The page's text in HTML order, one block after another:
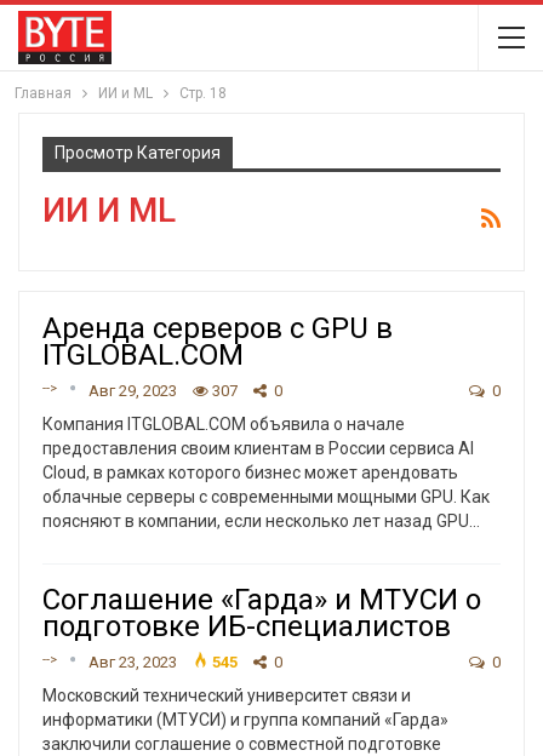
Главная ИИ и ML Стр. 18
Просмотр Категория
ИИ И ML
Аренда серверов с GPU в
ITGLOBAL.COM
--> Авг 29, 2023 307 0 0
Компания ITGLOBAL.COM объявила о начале
предоставления своим клиентам в России сервиса AI
Cloud, в рамках которого бизнес может арендовать
облачные серверы с современными мощными GPU. Как
поясняют в компании, если несколько лет назад GPU
Соглашение «Гарда» и МТУСИ о
подготовке ИБ-специалистов
--> Авг 23, 2023 545 0 0
Московский технический университет связи и
информатики (МТУСИ) и группа компаний «Гарда»
заключили соглашение о совместной подготовке